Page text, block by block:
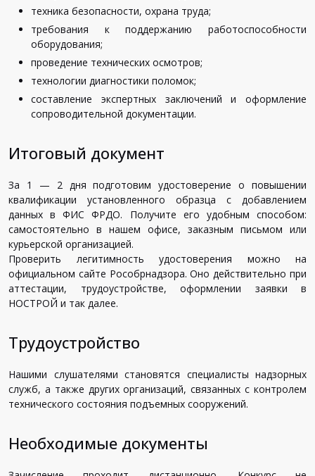
техника безопасности, охрана труда;
требования к поддержанию работоспособности
оборудования;
проведение технических осмотров;
технологии диагностики поломок;
составление экспертных заключений и оформление
сопроводительной документации.
Итоговый документ
За 1 — 2 дня подготовим удостоверение о повышении
квалификации установленного образца с добавлением
данных в ФИС ФРДО. Получите его удобным способом:
самостоятельно в нашем офисе, заказным письмом или
курьерской организацией.
Проверить легитимность удостоверения можно на
официальном сайте Рособрнадзора. Оно действительно при
аттестации, трудоустройстве, оформлении заявки в
НОСТРОЙ и так далее.
Трудоустройство
Нашими слушателями становятся специалисты надзорных
служб, а также других организаций, связанных с контролем
технического состояния подъемных сооружений.
Необходимые документы